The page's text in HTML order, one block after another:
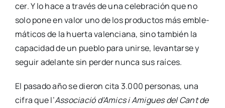
cer. Y lo hace a tra­vés de una cele­bra­ción que no
solo pone en valor uno de los pro­duc­tos más emble­
má­ti­cos de la huer­ta valen­cia­na, sino tam­bién la
capa­ci­dad de un pue­blo para unir­se, levan­tar­se y
seguir ade­lan­te sin per­der nun­ca sus raí­ces.
El pasa­do año se die­ron cita 3.000 per­so­nas, una
cifra que l’Asso­cia­ció d’Amics i Ami­gues del Cant de